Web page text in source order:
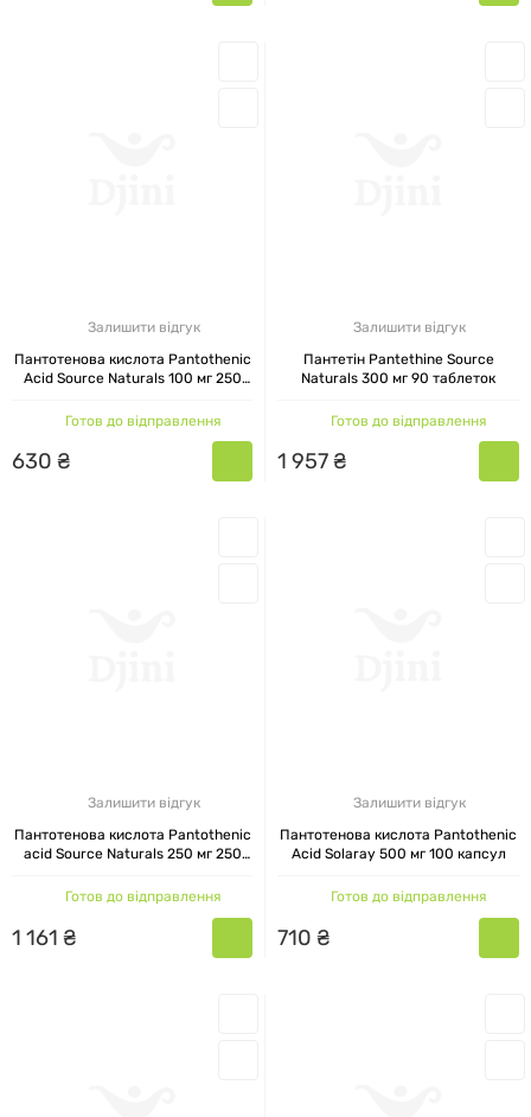
Залишити відгук
Пантотенова кислота Pantothenic
Acid Source Naturals 100 мг 250
Готов до відправлення
630 ₴
Залишити відгук
Пантетін Pantethine Source
Naturals 300 мг 90 таблеток
Готов до відправлення
1 957₴
Залишити відгук
Пантотенова кислота Pantothenic
acid Source Naturals 250 мг 250
Готов до відправлення
1 161 ₴
Залишити відгук
Пантотенова кислота Pantothenic
Acid Solaray 500 мг 100 капсул
Готов до відправлення
710 ₴